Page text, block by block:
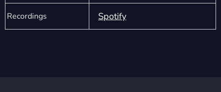
Recordings Spotify